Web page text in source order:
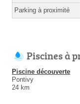
Parking à proximité
Piscines à
Piscine découverte
Pontivy
24 km